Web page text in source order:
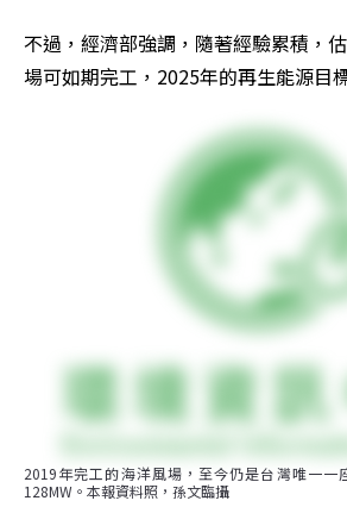
不過，經濟部強調，隨著經驗累積，
場可如期完工，2025年的再生能源目
2019年完工的海洋風場，至今仍是台灣唯一一
128MW。本報資料照，孫文臨攝